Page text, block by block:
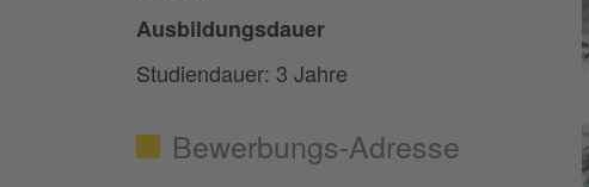
Ausbildungsdauer
Studiendauer: 3 Jahre
Bewerbungs-Adresse